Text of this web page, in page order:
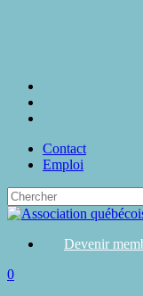
Contact
Emploi
Close
Devenir
search
0